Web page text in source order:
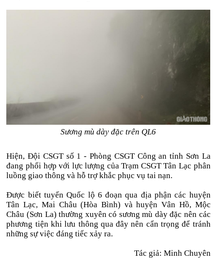
Sương mù dày đặc trên QL6
Hiện, Đội CSGT số 1 - Phòng CSGT Công an tỉnh Sơn La
đang phối hợp với lực lượng của Trạm CSGT Tân Lạc phân
luồng giao thông và hỗ trợ khắc phục vụ tai nạn.
Được biết tuyến Quốc lộ 6 đoạn qua địa phận các huyện
Tân Lạc, Mai Châu (Hòa Bình) và huyện Vân Hồ, Mộc
Châu (Sơn La) thường xuyên có sương mù dày đặc nên các
phương tiện khi lưu thông qua đây nên cẩn trọng để tránh
những sự việc đáng tiếc xảy ra.
Tác giả: Minh Chuyên